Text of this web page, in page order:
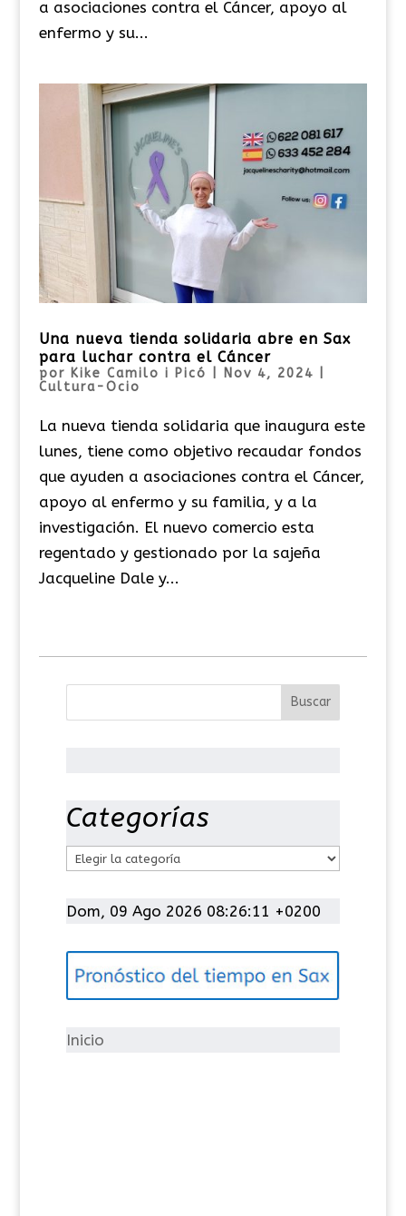
a asociaciones contra el Cáncer, apoyo al
enfermo y su...
Una nueva tienda solidaria abre en Sax
para luchar contra el Cáncer
por Kike Camilo i Picó Nov 4, 2024
Cultura-Ocio
La nueva tienda solidaria que inaugura este
lunes, tiene como objetivo recaudar fondos
que ayuden a asociaciones contra el Cáncer,
apoyo al enfermo y su familia, y a la
investigación. El nuevo comercio esta
regentado y gestionado por la sajeña
Jacqueline Dale y...
Categorías
t
g
í
Dom, 09 Ago 2026 08:26:11 +0200
Inicio